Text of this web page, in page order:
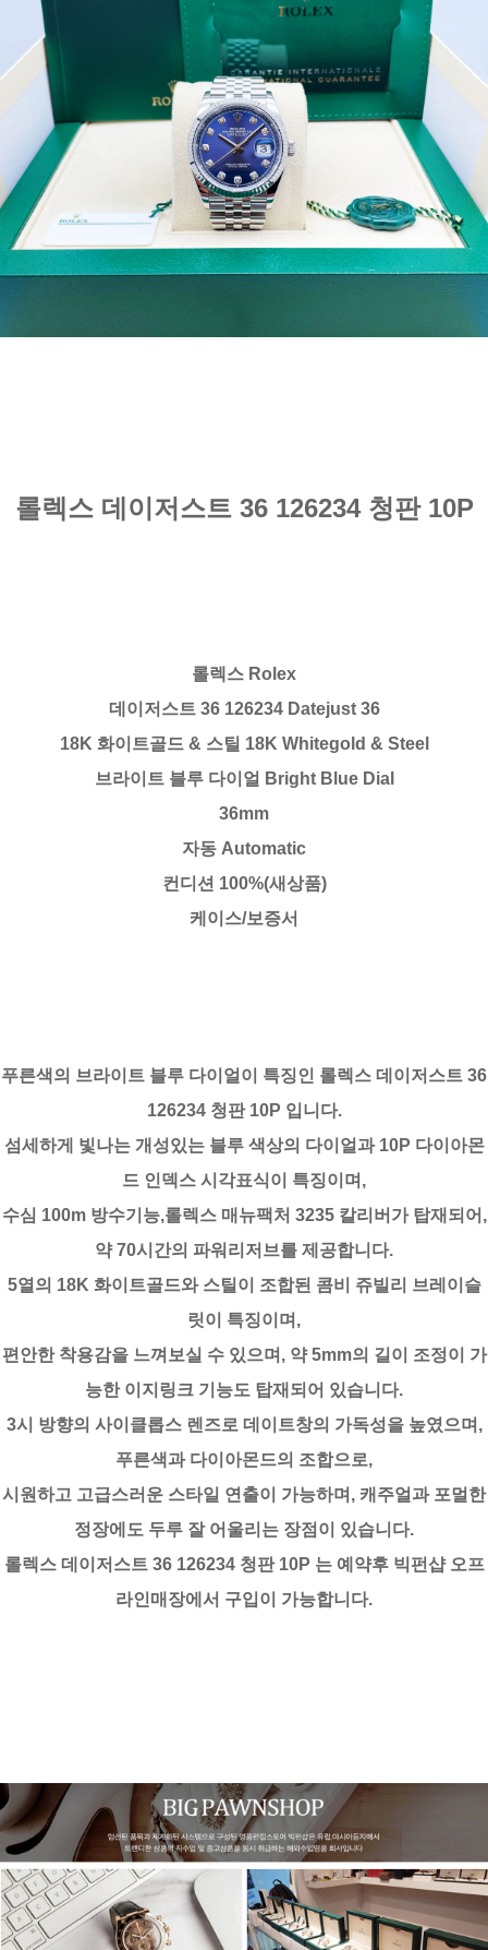
롤렉스 데이저스트 36 126234 청판 10P
롤렉스 Rolex
데이저스트 36 126234 Datejust 36
18K 화이트골드 & 스틸 18K Whitegold & Steel
브라이트 블루 다이얼 Bright Blue Dial
36mm
자동 Automatic
컨디션 100%(새상품)
케이스/보증서
푸른색의 브라이트 블루 다이얼이 특징인 롤렉스 데이저스트 36
126234 청판 10P 입니다.
섬세하게 빛나는 개성있는 블루 색상의 다이얼과 10P 다이아몬
드 인덱스 시각표식이 특징이며,
수심 100m 방수기능,롤렉스 매뉴팩처 3235 칼리버가 탑재되어,
약 70시간의 파워리저브를 제공합니다.
5열의 18K 화이트골드와 스틸이 조합된 콤비 쥬빌리 브레이슬
릿이 특징이며,
편안한 착용감을 느껴보실 수 있으며, 약 5mm의 길이 조정이 가
능한 이지링크 기능도 탑재되어 있습니다.
3시 방향의 사이클롭스 렌즈로 데이트창의 가독성을 높였으며,
푸른색과 다이아몬드의 조합으로,
시원하고 고급스러운 스타일 연출이 가능하며, 캐주얼과 포멀한
정장에도 두루 잘 어울리는 장점이 있습니다.
롤렉스 데이저스트 36 126234 청판 10P 는 예약후 빅펀샵 오프
라인매장에서 구입이 가능합니다.